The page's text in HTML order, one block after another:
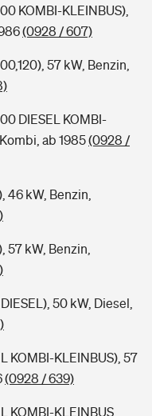
KOMBI-KLEINBUS),
(0928 / 607)
57 kW, Benzin,
DIESEL KOMBI-
ab 1985(0928 /
46 kW, Benzin,
57 kW, Benzin,
50 kW, Diesel,
KOMBI-KLEINBUS), 57
(0928 / 639)
KOMBI-KLEINBUS